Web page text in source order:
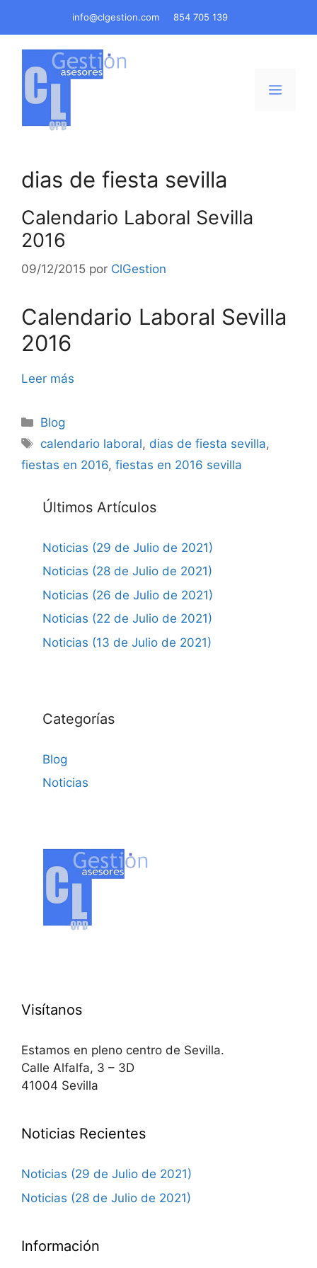
info@clgestion.com 854 705 139
Menú
dias de fiesta sevilla
Calendario Laboral Sevilla
2016
09/12/2015 por ClGestion
Calendario Laboral Sevilla
2016
Leer más
Categorías
Blog
Etiquetas
calendario laboral, dias de fiesta sevilla,
fiestas en 2016, fiestas en 2016 sevilla
Últimos Artículos
Noticias (29 de Julio de 2021)
Noticias (28 de Julio de 2021)
Noticias (26 de Julio de 2021)
Noticias (22 de Julio de 2021)
Noticias (13 de Julio de 2021)
Categorías
Blog
Noticias
Visítanos
Estamos en pleno centro de Sevilla.
Calle Alfalfa, 3 – 3D
41004 Sevilla
Noticias Recientes
Noticias (29 de Julio de 2021)
Noticias (28 de Julio de 2021)
Información